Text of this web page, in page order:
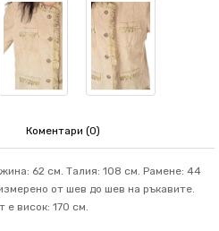
Коментари (0)
62 см. Талия: 108 см. Рамене: 44
от шев до шев на ръкавите.
е висок: 170 см.